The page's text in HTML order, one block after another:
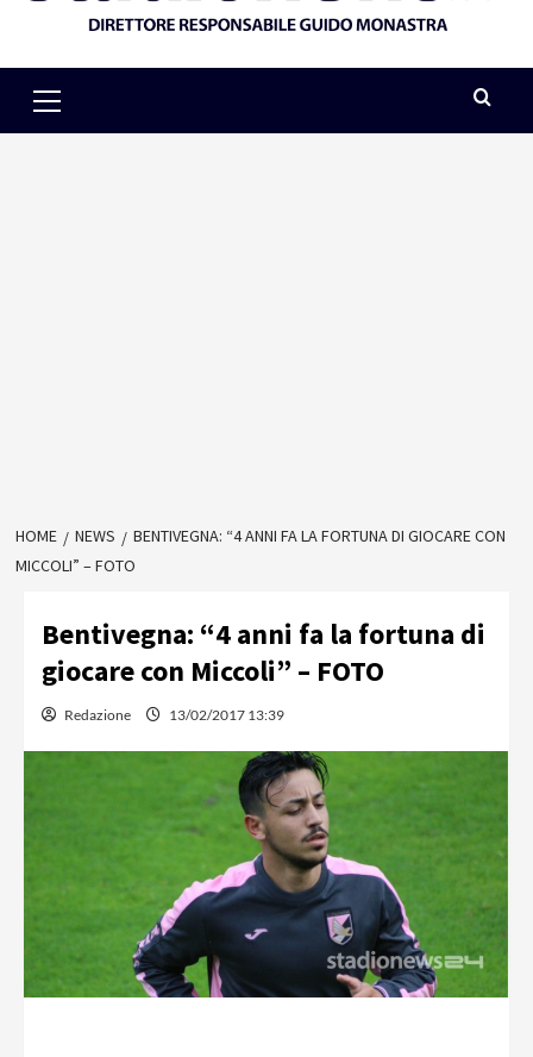
Menu
HOME NEWS
BENTIVEGNA: “4 ANNI FA LA FORTUNA DI GIOCARE CON
MICCOLI” – FOTO
Bentivegna: “4 anni fa la fortuna di
giocare con Miccoli” – FOTO
Redazione 13/02/2017 13:39